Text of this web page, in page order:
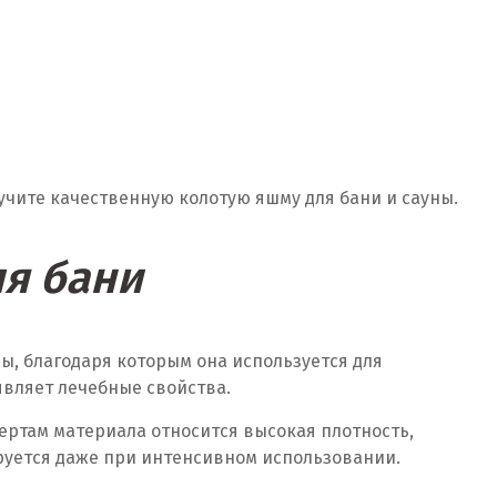
качественную колотую яшму для бани и сауны.
бани
благодаря которым она используется для
лечебные свойства.
материала относится высокая плотность,
даже при интенсивном использовании.